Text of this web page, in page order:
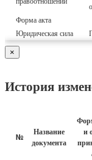
Форма акта
Юридическая сила
×
История
№
Название
документа
и